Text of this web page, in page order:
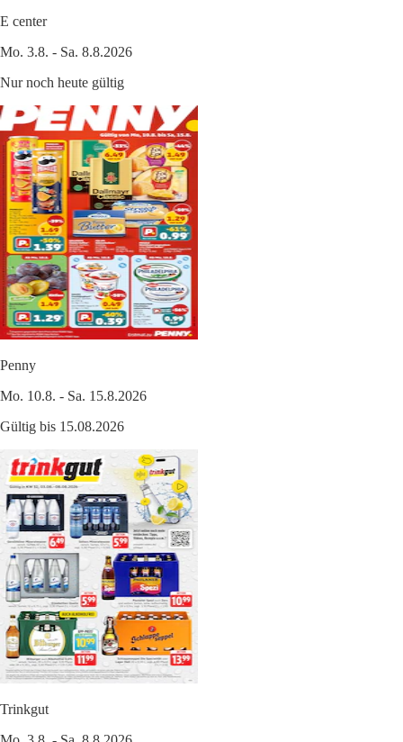
E center
Mo. 3.8. - Sa. 8.8.2026
Nur noch heute gültig
Penny
Mo. 10.8. - Sa. 15.8.2026
Gültig bis 15.08.2026
Trinkgut